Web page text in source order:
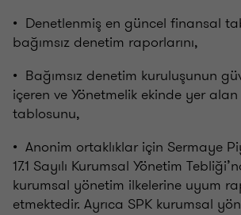
• Denetlenmiş en güncel finansal
bağımsız denetim raporlarını,
• Bağımsız denetim kuruluşunun
içeren ve Yönetmelik ekinde yer
tablosunu,
• Anonim ortaklıklar için Sermaye
17.1 Sayılı Kurumsal Yönetim
kurumsal yönetim ilkelerine uyum
etmektedir. Ayrıca SPK kurumsal